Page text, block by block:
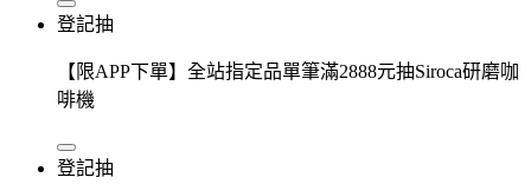
登記抽
【限APP下單】全站指定品單筆滿2888元抽Siroca研磨咖
啡機
登記抽